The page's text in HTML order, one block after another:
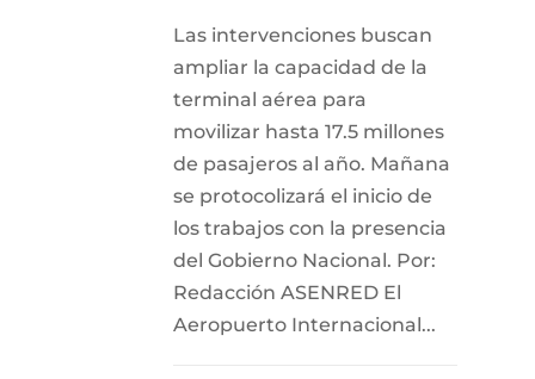
Las intervenciones buscan
ampliar la capacidad de la
terminal aérea para
movilizar hasta 17.5 millones
de pasajeros al año. Mañana
se protocolizará el inicio de
los trabajos con la presencia
del Gobierno Nacional. Por:
Redacción ASENRED El
Aeropuerto Internacional...